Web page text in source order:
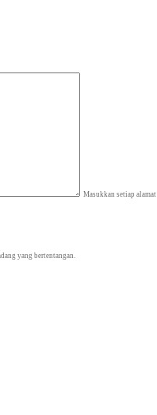
Masukkan setiap
yang bertentangan.